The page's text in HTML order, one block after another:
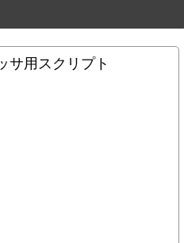
サ用スクリプト